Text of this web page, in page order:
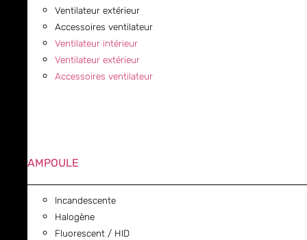
Ventilateur extérieur
Accessoires ventilateur
Ventilateur intérieur
Ventilateur extérieur
Accessoires ventilateur
AMPOULE
Incandescente
Halogène
Fluorescent / HID